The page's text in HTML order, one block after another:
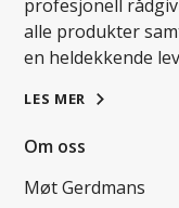
profesjonell
alle produkter
en heldekkende
LES MER
Om oss
Møt Gerdmans